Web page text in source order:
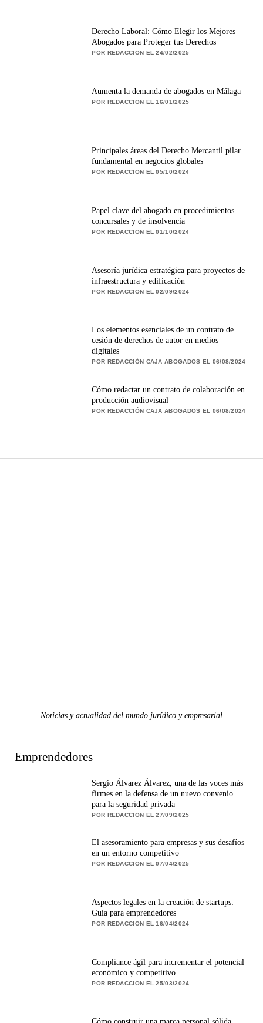
Derecho Laboral: Cómo Elegir los Mejores
Abogados para Proteger tus Derechos
POR REDACCION EL 24/02/2025
Aumenta la demanda de abogados en Málaga
POR REDACCION EL 16/01/2025
Principales áreas del Derecho Mercantil pilar
fundamental en negocios globales
POR REDACCION EL 05/10/2024
Papel clave del abogado en procedimientos
concursales y de insolvencia
POR REDACCION EL 01/10/2024
Asesoría jurídica estratégica para proyectos de
infraestructura y edificación
POR REDACCION EL 02/09/2024
Los elementos esenciales de un contrato de
cesión de derechos de autor en medios
digitales
POR REDACCIÓN CAJA ABOGADOS EL 06/08/2024
Cómo redactar un contrato de colaboración en
producción audiovisual
POR REDACCIÓN CAJA ABOGADOS EL 06/08/2024
Noticias y actualidad del mundo jurídico y empresarial
Emprendedores
Sergio Álvarez Álvarez, una de las voces más
firmes en la defensa de un nuevo convenio
para la seguridad privada
POR REDACCION EL 27/09/2025
El asesoramiento para empresas y sus desafíos
en un entorno competitivo
POR REDACCION EL 07/04/2025
Aspectos legales en la creación de startups:
Guía para emprendedores
POR REDACCION EL 16/04/2024
Compliance ágil para incrementar el potencial
económico y competitivo
POR REDACCION EL 25/03/2024